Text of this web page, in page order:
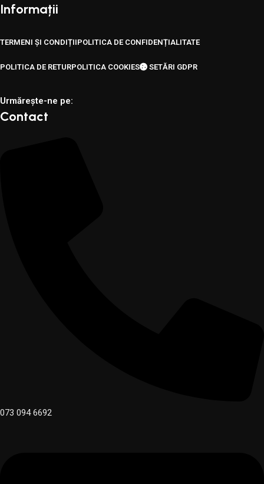
Informații
TERMENI ȘI CONDIȚIIPOLITICA DE CONFIDENȚIALITATE
POLITICA DE RETURPOLITICA COOKIES SETĂRI GDPR
Urmărește-ne pe:
Contact
073 094 6692